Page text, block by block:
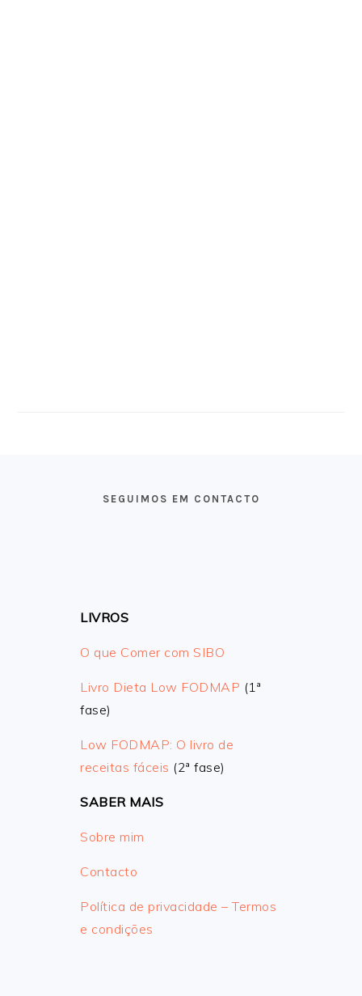
SEGUIMOS EM CONTACTO
LIVROS
O que Comer com SIBO
Livro Dieta Low FODMAP (1ª
fase)
Low FODMAP: O livro de
receitas fáceis (2ª fase)
SABER MAIS
Sobre mim
Contacto
Política de privacidade – Termos
e condições